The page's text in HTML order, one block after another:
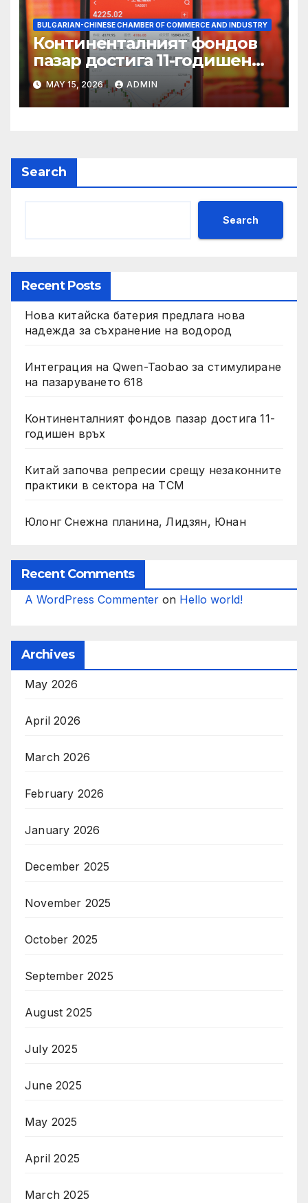
BULGARIAN-CHINESE CHAMBER OF COMMERCE AND INDUSTRY
Континенталният фондов
пазар достига 11-годишен
връх
MAY 15, 2026 ADMIN
Search
Search
Recent Posts
Нова китайска батерия предлага нова
надежда за съхранение на водород
Интеграция на Qwen-Taobao за стимулиране
на пазаруването 618
Континенталният фондов пазар достига 11-
годишен връх
Китай започва репресии срещу незаконните
практики в сектора на TCM
Юлонг Снежна планина, Лидзян, Юнан
Recent Comments
A WordPress Commenter on Hello world!
Archives
May 2026
April 2026
March 2026
February 2026
January 2026
December 2025
November 2025
October 2025
September 2025
August 2025
July 2025
June 2025
May 2025
April 2025
March 2025